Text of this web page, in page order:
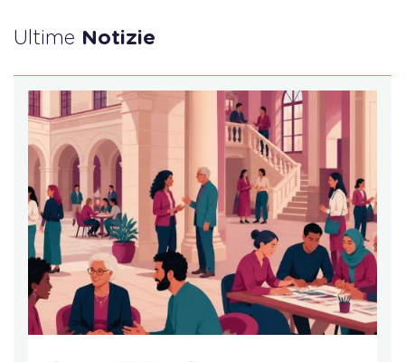
Ultime Notizie